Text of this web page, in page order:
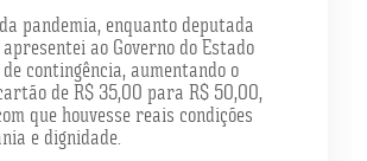
pandemia, enquanto deputada
ao Governo do Estado
contingência, aumentando o
de R$ 35,00 para R$ 50,00,
que houvesse reais condições
e dignidade.